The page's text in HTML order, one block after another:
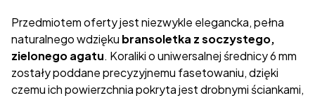
Przedmiotem oferty jest niezwykle elegancka, pełna
naturalnego wdzięku bransoletka z soczystego,
zielonego agatu. Koraliki o uniwersalnej średnicy 6 mm
zostały poddane precyzyjnemu fasetowaniu, dzięki
czemu ich powierzchnia pokryta jest drobnymi ściankami,